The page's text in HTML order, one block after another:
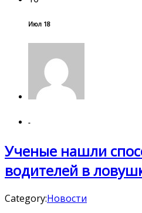
Июл 18
-
Ученые нашли
водителей в
Category:Новости